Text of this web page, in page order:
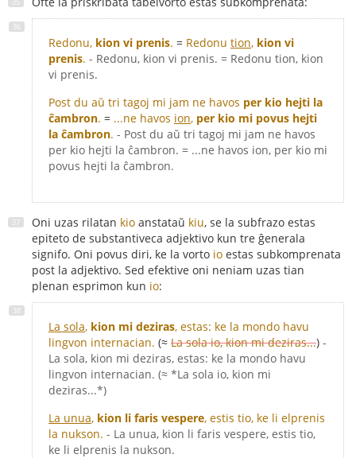
Redonu, kion vi prenis. = Redonu tion, kion vi
prenis. - Redonu, kion vi prenis. = Redonu tion, kion
vi prenis.
Post du aŭ tri tagoj mi jam ne havos per kio hejti la
ĉambron. = ...ne havos ion, per kio mi povus hejti
la ĉambron. - Post du aŭ tri tagoj mi jam ne havos
per kio hejti la ĉambron. = ...ne havos ion, per kio mi
povus hejti la ĉambron.
Oni uzas rilatan kio anstataŭ kiu, se la subfrazo estas
epiteto de substantiveca adjektivo kun tre ĝenerala
signifo. Oni povus diri, ke la vorto io estas subkomprenata
post la adjektivo. Sed efektive oni neniam uzas tian
plenan esprimon kun io:
La sola, kion mi deziras, estas: ke la mondo havu
lingvon internacian. (≈ La sola io, kion mi deziras...) -
La sola, kion mi deziras, estas: ke la mondo havu
lingvon internacian. (≈ *La sola io, kion mi
deziras...*)
La unua, kion li faris vespere, estis tio, ke li elprenis
la nukson. - La unua, kion li faris vespere, estis tio,
ke li elprenis la nukson.